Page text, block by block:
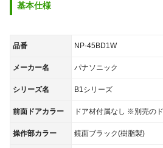
基本仕様
品番 NP-45BD1W
メーカー名 パナソニック
シリーズ名 B1シリーズ
前面ドアカラー ドア材付属なし ※別売の
操作部カラー 鏡面ブラック(樹脂製)